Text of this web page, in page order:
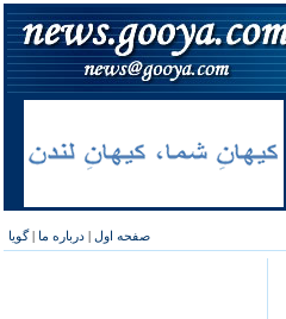
صفحه اول | درباره ما |گویا